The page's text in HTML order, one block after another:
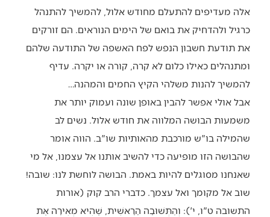
אלה מעדיפים להתעלם מחודש אלול, להמשיך להתנהל
כרגיל ולהדחיק את בואם של הימים הנוראים. הם זורקים
את תודעת חשבון הנפש לפח האשפה של התודעה שלהם
ומתנהלים כאילו כלום לא קרה, קורה או יקרה. עדיף
להמשיך להנות משלהי הקיץ החמים והמהנה…
אבל אולי אפשר להבין באופן שונה ועמוק יותר את
משמעות הבושה המלווה את חודש אלול. נשים לב
שהמילה בו"ש מורכבת מהאותיות שו"ב. הווה אומר
שהבושה הזו מופיעה כדי להשיב אותנו אל עצמנו, אל מי
שאנחנו מסוגלים להיות באמת. הבושה לוחשת לנו: שובה!
שוב אל מקומך ואל עצמך. כדברי הרב קוק (אורות
התשובה ט"ו, י'): וְהַתְּשׁוּבָה הָרָאשִׁית, שֶׁהִיא מְאִירָה אֶת